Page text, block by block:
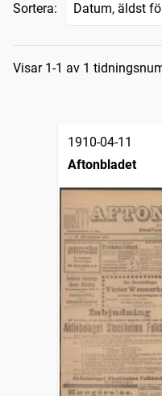
Sortera:
Visar 1-1 av 1
1910-04-11
Aftonbladet